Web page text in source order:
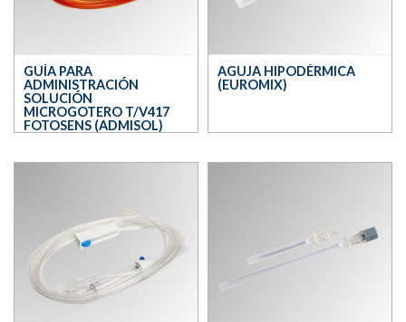
GUÍA PARA
ADMINISTRACIÓN
SOLUCIÓN
MICROGOTERO T/V417
FOTOSENS (ADMISOL)
AGUJA HIPODÉRMICA
(EUROMIX)